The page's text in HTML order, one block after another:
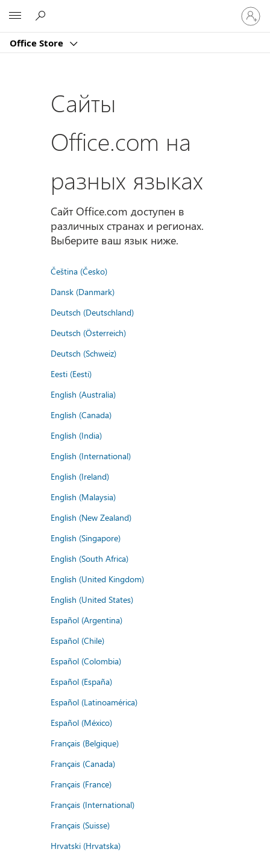
Office Store
в
Сайты
Office.com на
разных языках
Сайт Office.com доступен в
различных странах и регионах.
Выберите ваш язык ниже.
Čeština (Česko)
Dansk (Danmark)
Deutsch (Deutschland)
Deutsch (Österreich)
Deutsch (Schweiz)
Eesti (Eesti)
English (Australia)
English (Canada)
English (India)
English (International)
English (Ireland)
English (Malaysia)
English (New Zealand)
English (Singapore)
English (South Africa)
English (United Kingdom)
English (United States)
Español (Argentina)
Español (Chile)
Español (Colombia)
Español (España)
Español (Latinoamérica)
Español (México)
Français (Belgique)
Français (Canada)
Français (France)
Français (International)
Français (Suisse)
Hrvatski (Hrvatska)